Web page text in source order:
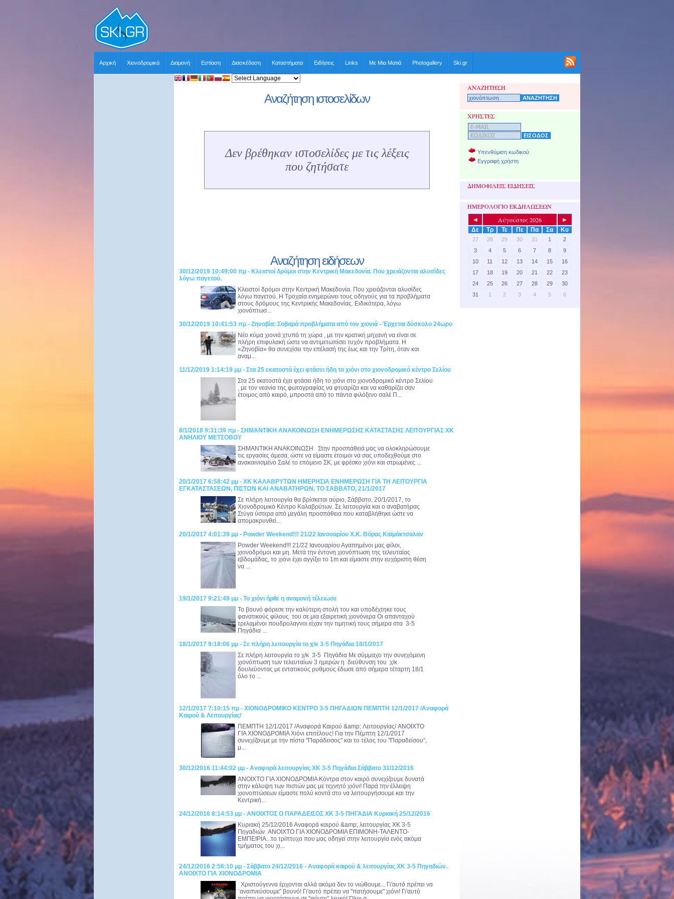
Αρχική Χιονοδρομικά Διαμονή Εστίαση Διασκέδαση Καταστήματα Ειδήσεις Links Με Μια Ματιά Photogallery Ski.gr
Αναζήτηση ιστοσελίδων
Δεν βρέθηκαν ιστοσελίδες με τις λέξεις
που ζητήσατε
Αναζήτηση ειδήσεων
30/12/2019 10:49:00 πμ - Κλειστοί δρόμοι στην Κεντρική Μακεδονία. Που χρειάζονται αλυσίδες
λόγω παγετού.
Κλειστοί δρόμοι στην Κεντρική Μακεδονία. Που χρειάζονται αλυσίδες
λόγω παγετού. Η Τροχαία ενημερώνει τους οδηγούς για τα προβλήματα
στους δρόμους της Κεντρικής Μακεδονίας. Ειδικότερα, λόγω
χιονόπτωσ...
30/12/2019 10:41:53 πμ - Ζηνοβία: Σοβαρά προβλήματα από τον χιονιά - Έρχεται δύσκολο 24ωρο
Νέο κύμα χιονιά χτυπά τη χώρα , με την κρατική μηχανή να είναι σε
πλήρη επιφυλακή ώστε να αντιμετωπίσει τυχόν προβλήματα. Η
«Ζηνοβία» θα συνεχίσει την επέλασή της έως και την Τρίτη, όταν και
αναμ...
11/12/2019 1:14:19 μμ - Στα 25 εκατοστά έχει φτάσει ήδη το χιόνι στο χιονοδρομικό κέντρο Σελίου
Στα 25 εκατοστά έχει φτάσει ήδη το χιόνι στο χιονοδρομικό κέντρο Σελίου
, με τον νεανία της φωτογραφίας να φτυαρίζει και να καθαρίζει σαν
έτοιμος από καιρό, μπροστά από το πάντα φιλόξενο σαλέ Π...
8/1/2018 9:31:39 πμ - ΣΗΜΑΝΤΙΚΗ ΑΝΑΚΟΙΝΩΣΗ ΕΝΗΜΕΡΩΣΗΣ ΚΑΤΑΣΤΑΣΗΣ ΛΕΙΤΟΥΡΓΙΑΣ ΧΚ
ΑΝΗΛΙΟΥ ΜΕΤΣΟΒΟΥ
ΣΗΜΑΝΤΙΚΗ ΑΝΑΚΟΙΝΩΣΗ Στην προσπάθειά μας να ολοκληρώσουμε
τις εργασίες άμεσα, ώστε να είμαστε έτοιμοι να σας υποδεχθούμε στο
ανακαινισμένο Σαλέ το επόμενο ΣΚ, με φρέσκο χιόνι και στρωμένες ...
20/1/2017 6:58:42 μμ - ΧΚ ΚΑΛΑΒΡΥΤΩΝ ΗΜΕΡΗΣΙΑ ΕΝΗΜΕΡΩΣΗ ΓΙΑ ΤΗ ΛΕΙΤΟΥΡΓΙΑ
ΕΓΚΑΤΑΣΤΑΣΕΩΝ, ΠΙΣΤΩΝ ΚΑΙ ΑΝΑΒΑΤΗΡΩΝ, ΤΟ ΣΑΒΒΑΤΟ, 21/1/2017
Σε πλήρη λειτουργία θα βρίσκεται αύριο, Σάββατο, 20/1/2017, το
Χιονοδρομικό Κέντρο Καλαβρύτων. Σε λειτουργία και ο αναβατήρας
Στύγα ύστερα από μεγάλη προσπάθεια που καταβλήθηκε ώστε να
απομακρυνθεί...
20/1/2017 4:01:39 μμ - Powder Weekend!!! 21/22 Ιανουαρίου Χ.Κ. Βόρας Καϊμάκτσαλαν
Powder Weekend!!! 21/22 Ιανουαρίου Αγαπημένοι μας φίλοι,
χιονοδρόμοι και μη. Μετά την έντονη χιονόπτωση της τελευταίας
εβδομάδας, το χιόνι έχει αγγίξει το 1m και είμαστε στην ευχάριστη θέση
να ...
19/1/2017 9:21:49 μμ - Το χιόνι ήρθε η αναμονή τέλειωσε
Το βουνό φόρεσε την καλύτερη στολή του και υποδέχτηκε τους
φανατικούς φίλους του σε μια εξαιρετική χιονόνερα Οι απανταχού
τρελαμένοι πουδρολαγνοι είχαν την τιμητική τους σήμερα στα 3-5
Πηγάδια ...
18/1/2017 9:18:06 μμ - Σε πλήρη λειτουργία το χ/κ 3-5 Πηγάδια 18/1/2017
Σε πλήρη λειτουργία το χ/κ 3-5 Πηγάδια Με σύμμαχο την συνεχόμενη
χιονόπτωση των τελευταίων 3 ημερών η διεύθυνση του χ/κ
δουλεύοντας με εντατικούς ρυθμούς έδωσε από σήμερα τέταρτη 18/1
όλο το ...
12/1/2017 7:10:15 πμ - ΧΙΟΝΟΔΡΟΜΙΚΟ ΚΕΝΤΡΟ 3-5 ΠΗΓΑΔΙΩΝ ΠΕΜΠΤΗ 12/1/2017 /Αναφορά
Καιρού & Λειτουργίας/
ΠΕΜΠΤΗ 12/1/2017 /Αναφορά Καιρού &amp; Λειτουργίας/ ANOIXTO
ΓΙΑ ΧΙΟΝΟΔΡΟΜΙΑ Χιόνι επιτέλους! Για την Πέμπτη 12/1/2017
συνεχίζουμε με την πίστα "Παράδεισος" και το τέλος του "Παραδείσου",
μ...
30/12/2016 11:44:02 μμ - Αναφορά λειτουργίας ΧΚ 3-5 Πηγάδια Σάββατο 31/12/2016
ANOIXTO ΓΙΑ ΧΙΟΝΟΔΡΟΜΙΑ Κόντρα στον καιρό συνεχίζουμε δυνατά
στην κάλυψη των πιστών μας με τεχνητό χιόνι! Παρά την έλλειψη
χιονοπτώσεων είμαστε πολύ κοντά στο να λειτουργήσουμε και την
Κεντρική...
24/12/2016 8:14:53 μμ - ΑΝΟΙΧΤΟΣ Ο ΠΑΡΑΔΕΙΣΟΣ ΧΚ 3-5 ΠΗΓΑΔΙΑ Κυριακή 25/12/2016
Κυριακή 25/12/2016 Αναφορά καιρού &amp; λειτουργίας ΧΚ 3-5
Πηγαδιών. ANOIXTO ΓΙΑ ΧΙΟΝΟΔΡΟΜΙΑ ΕΠΙΜΟΝΗ-ΤΑΛΕΝΤΟ-
ΕΜΠΕΙΡΙΑ...το τρίπτυχο που μας οδηγεί στην λειτουργία ενός ακόμα
τμήματος του χι...
24/12/2016 2:56:10 μμ - Σάββατο 24/12/2016 - Αναφορά καιρού & λειτουργίας ΧΚ 3-5 Πηγαδιών.
ANOIXTO ΓΙΑ ΧΙΟΝΟΔΡΟΜΙΑ
Χριστούγεννα έρχονται αλλά ακόμα δεν το νιώθουμε... Γι'αυτό πρέπει να
¨αναπνεύσουμε" βουνό! Γι'αυτό πρέπει να "πατήσουμε" χιόνι! Γι'αυτό
ΑΝΑΖΗΤΗΣΗ
ΧΡΗΣΤΕΣ
Υπενθύμιση κωδικού
Εγγραφή χρήστη
ΔΗΜΟΦΙΛΕΙΣ ΕΙΔΗΣΕΙΣ
ΗΜΕΡΟΛΟΓΙΟ ΕΚΔΗΛΩΣΕΩΝ
◄ Αύγουστος 2026
►
Δε
Τρ Τε Πε Πα Σα Κυ
27 28 29 30 31 1
2
3
4 5 6 7 8
9
10
11 12 13 14 15
16
17
18 19 20 21 22
23
24
25 26 27 28 29
30
31
1 2 3 4 5 6